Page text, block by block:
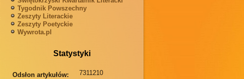
Tygodnik Powszechny
Zeszyty Literackie
Zeszyty Poetyckie
Wywrota.pl
Statystyki
Odsłon artykułów: 7311210